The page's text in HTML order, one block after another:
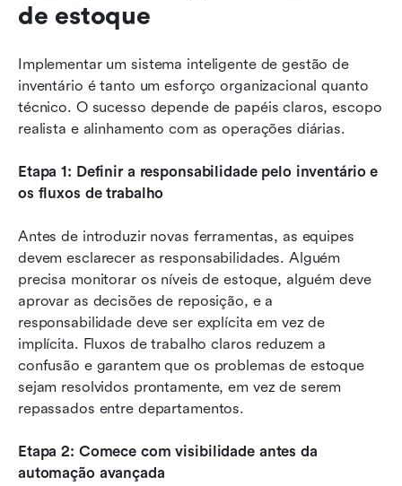
de estoque
Implementar um sistema inteligente de gestão de
inventário é tanto um esforço organizacional quanto
técnico. O sucesso depende de papéis claros, escopo
realista e alinhamento com as operações diárias.
Etapa 1: Definir a responsabilidade pelo inventário e
os fluxos de trabalho
Antes de introduzir novas ferramentas, as equipes
devem esclarecer as responsabilidades. Alguém
precisa monitorar os níveis de estoque, alguém deve
aprovar as decisões de reposição, e a
responsabilidade deve ser explícita em vez de
implícita. Fluxos de trabalho claros reduzem a
confusão e garantem que os problemas de estoque
sejam resolvidos prontamente, em vez de serem
repassados entre departamentos.
Etapa 2: Comece com visibilidade antes da
automação avançada